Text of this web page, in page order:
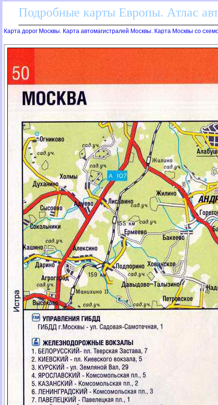
Подробные карты Европы. Атлас
Карта дорог Москвы. Карта автомагистралей Москвы. Карта Москвы со